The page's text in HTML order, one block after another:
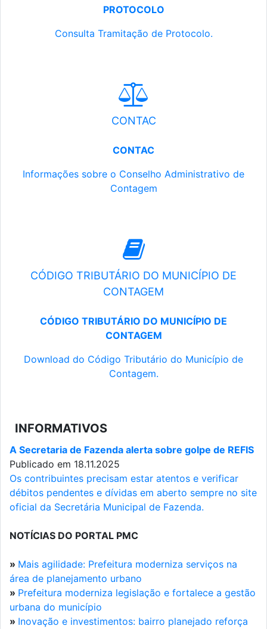
PROTOCOLO
Consulta Tramitação de Protocolo.
CONTAC
CONTAC
Informações sobre o Conselho Administrativo de
Contagem
CÓDIGO TRIBUTÁRIO DO MUNICÍPIO DE
CONTAGEM
CÓDIGO TRIBUTÁRIO DO MUNICÍPIO DE
CONTAGEM
Download do Código Tributário do Município de
Contagem.
INFORMATIVOS
A Secretaria de Fazenda alerta sobre golpe de REFIS
Publicado em 18.11.2025
Os contribuintes precisam estar atentos e verificar
débitos pendentes e dívidas em aberto sempre no site
oficial da Secretária Municipal de Fazenda.
NOTÍCIAS DO PORTAL PMC
» Mais agilidade: Prefeitura moderniza serviços na
área de planejamento urbano
» Prefeitura moderniza legislação e fortalece a gestão
urbana do município
» Inovação e investimentos: bairro planejado reforça